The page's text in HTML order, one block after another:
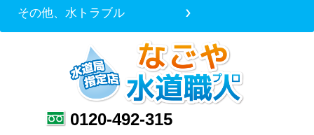
その他、水トラブル
0120-492-315